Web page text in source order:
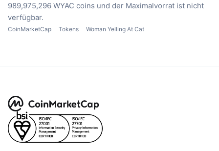
989,975,296 WYAC coins und der Maximalvorrat ist nicht
verfügbar.
CoinMarketCap Tokens Woman Yelling At Cat